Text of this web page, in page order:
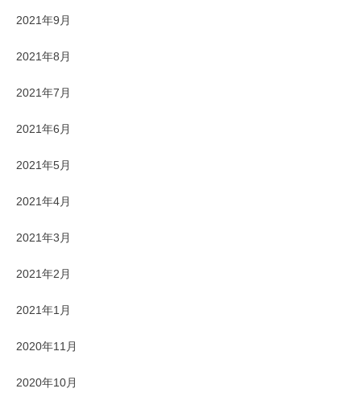
2021年9月
2021年8月
2021年7月
2021年6月
2021年5月
2021年4月
2021年3月
2021年2月
2021年1月
2020年11月
2020年10月